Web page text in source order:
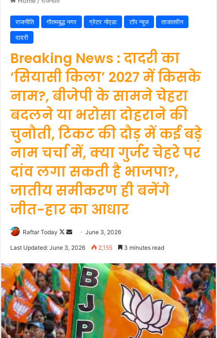
राजनीति गौतमबुद्ध नगर ग्रेटर नोएडा टॉप न्यूज
ताजातरीन
दादरी
Breaking News : दादरी का
‘सियासी किला’ 2027 में किसके
नाम?, बीजेपी के सामने चेहरा
बदलने या भरोसा दोहराने की
चुनौती, टिकट की दौड़ में कई बड़े
नाम चर्चा में, क्या गुर्जर चेहरे पर
दांव लगा सकती है भाजपा?,
जातीय समीकरण ही बनेंगे
जीत-हार का आधार
Raftar Today
Follow
SendJune 3, 2026
Last Updated: June 3, 2026 2,155 3 minutes read